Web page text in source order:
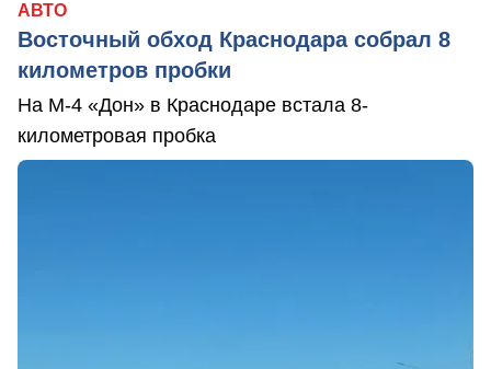
АВТО
Восточный обход Краснодара собрал 8
километров пробки
На М-4 «Дон» в Краснодаре встала 8-
километровая пробка